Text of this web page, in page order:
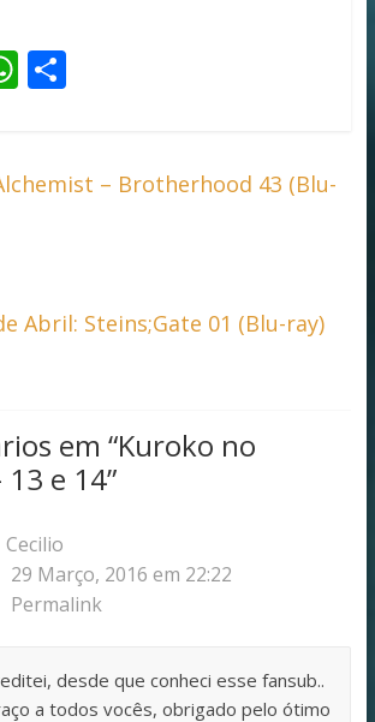
W
s
S
e – Brotherhood 43 (Blu-
Abril: Steins;Gate 01 (Blu-ray)
em “Kuroko no
13 e 14”
Cecilio
29 Março, 2016 em 22:22
Permalink
desde que conheci esse fansub..
a todos vocês, obrigado pelo ótimo